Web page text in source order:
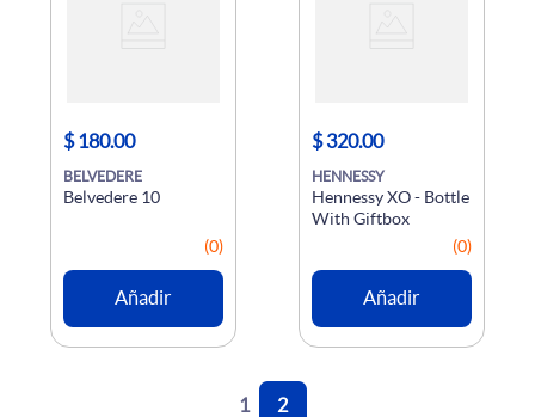
$ 180.00
BELVEDERE
Belvedere 10
(0)
Añadir
$ 320.00
HENNESSY
Hennessy XO - Bottle
With Giftbox
(0)
Añadir
1 2